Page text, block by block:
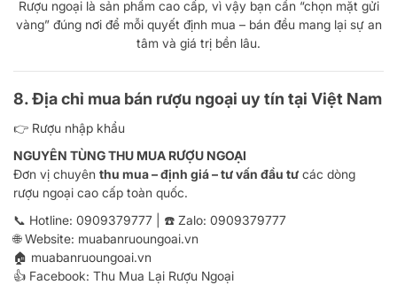
Rượu ngoại là sản phẩm cao cấp, vì vậy bạn cần “chọn mặt gửi
vàng” đúng nơi để mỗi quyết định mua – bán đều mang lại sự an
tâm và giá trị bền lâu.
8. Địa chỉ mua bán rượu ngoại uy tín tại Việt Nam
👉 Rượu nhập khẩu
NGUYÊN TÙNG THU MUA RƯỢU NGOẠI
Đơn vị chuyên thu mua – định giá – tư vấn đầu tư các dòng
rượu ngoại cao cấp toàn quốc.
📞 Hotline: 0909379777 | ☎️ Zalo: 0909379777
🌐 Website: muabanruoungoai.vn
🏠 muabanruoungoai.vn
👍 Facebook: Thu Mua Lại Rượu Ngoại